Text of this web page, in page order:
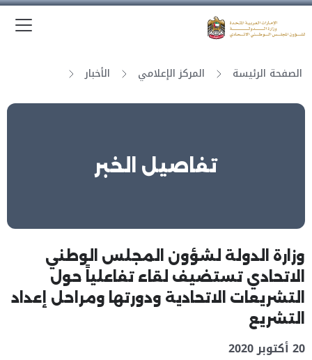
الصفحة الرئيسة المركز الإعلامي الأخبار
تفاصيل الخبر
وزارة الدولة لشؤون المجلس الوطني
الاتحادي تستضيف لقاء تفاعلياً حول
التشريعات الاتحادية ودورتها ومراحل إعداد
التشريع
20 أكتوبر 2020